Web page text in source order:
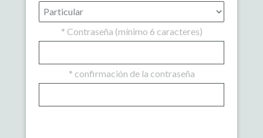
* Contraseña (mínimo 6 caracteres)
* confirmación de la contraseña